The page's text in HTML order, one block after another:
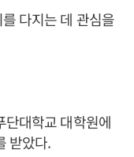
다지는 데 관심을
대학교 대학원에
받았다.